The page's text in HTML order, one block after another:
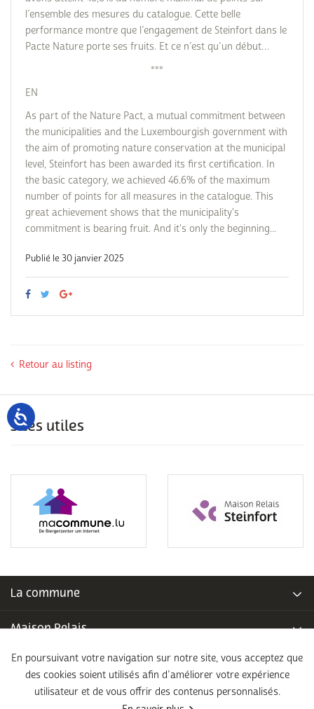
l’ensemble des mesures du catalogue. Cette belle
performance montre que l’engagement de Steinfort dans le
Pacte Nature porte ses fruits. Et ce n’est qu’un début…
***
EN
As part of the Nature Pact, a mutual commitment between
the municipalities and the Luxembourgish government with
the aim of promoting nature conservation at the municipal
level, Steinfort has been awarded its first certification. In
the basic category, we achieved 46.6% of the maximum
number of points for all measures in the catalogue. This
great achievement shows that the municipality's
commitment is bearing fruit. And it's only the beginning...
Publié le 30 janvier 2025
Retour au listing
Sites utiles
La commune
Maison Relais
Piscine communale
École fondamentale
En poursuivant votre navigation sur notre site, vous acceptez que
des cookies soient utilisés afin d’améliorer votre expérience
utilisateur et de vous offrir des contenus personnalisés.